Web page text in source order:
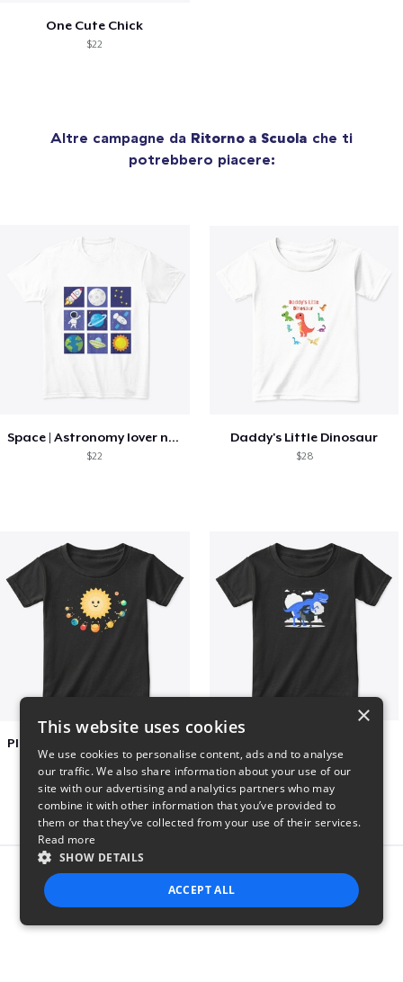
One Cute Chick
$22
Altre campagne da Ritorno a Scuola che ti
potrebbero piacere:
Space | Astronomy lover nice summer tee
$22
Daddy's Little Dinosaur
$28
$22 $22
Report this product
×
This website uses cookies
We use cookies to personalise content, ads and to analyse
our traffic. We also share information about your use of our
site with our advertising and analytics partners who may
combine it with other information that you’ve provided to
them or that they’ve collected from your use of their services.
Read more
SHOW DETAILS
ACCEPT ALL
STRICTLY NECESSARY PERFORMANCE